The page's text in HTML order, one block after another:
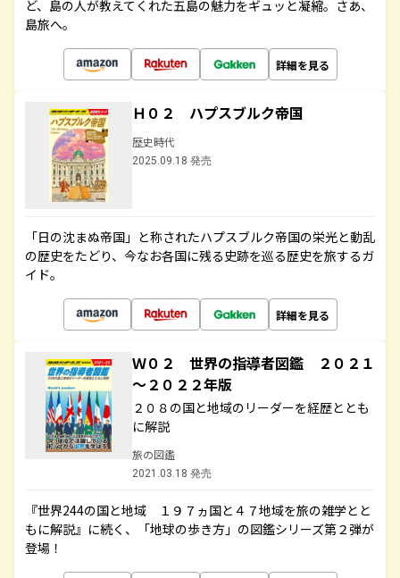
ど、島の人が教えてくれた五島の魅力をギュッと凝縮。さあ、
島旅へ。
詳細を見る
Ｈ０２ ハプスブルク帝国
歴史時代
2025.09.18 発売
「日の沈まぬ帝国」と称されたハプスブルク帝国の栄光と動乱
の歴史をたどり、今なお各国に残る史跡を巡る歴史を旅するガ
イド。
詳細を見る
Ｗ０２ 世界の指導者図鑑 ２０２１
～２０２２年版
２０８の国と地域のリーダーを経歴ととも
に解説
旅の図鑑
2021.03.18 発売
『世界244の国と地域 １９７ヵ国と４７地域を旅の雑学とと
もに解説』に続く、「地球の歩き方」の図鑑シリーズ第２弾が
登場！